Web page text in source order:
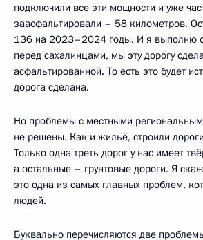
подключили все эти мощности и уже
заасфальтировали – 58 километров.
136 на 2023–2024 годы. И я выполню
перед сахалинцами, мы эту дорогу
асфальтированной. То есть это будет
дорога сделана.
Но проблемы с местными
не решены. Как и жильё, строили
Только одна треть дорог у нас имеет
а остальные – грунтовые дороги. Я
это одна из самых главных проблем,
людей.
Буквально перечисляются две